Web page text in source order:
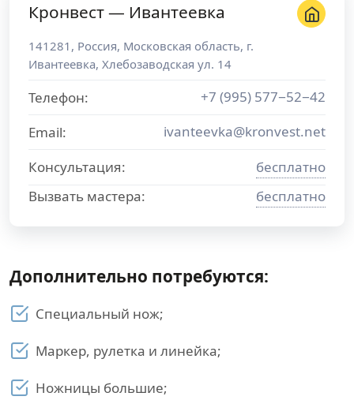
Кронвест — Ивантеевка
141281 , Россия, Московская область, г.
Ивантеевка, Хлебозаводская ул. 14
Телефон:
+7 (995) 577−52−42
Email:
ivanteevka@kronvest.net
Консультация:
бесплатно
Вызвать мастера:
бесплатно
Дополнительно потребуются:
Специальный нож;
Маркер, рулетка и линейка;
Ножницы большие;